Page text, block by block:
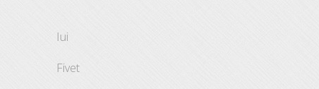
iui
fivet